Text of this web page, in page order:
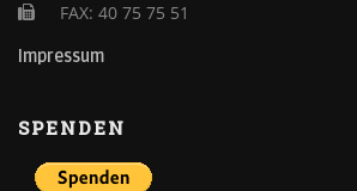
FAX: 40 75 75 51
Impressum
SPENDEN